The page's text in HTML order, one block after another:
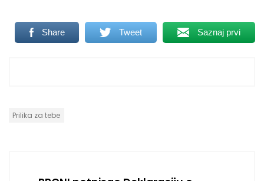
Share Tweet Saznaj prvi
Prilika za tebe